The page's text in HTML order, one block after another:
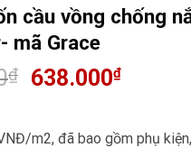
cầu vồng chống
mã Grace
₫ 638.000₫
m2, đã bao gồm phụ